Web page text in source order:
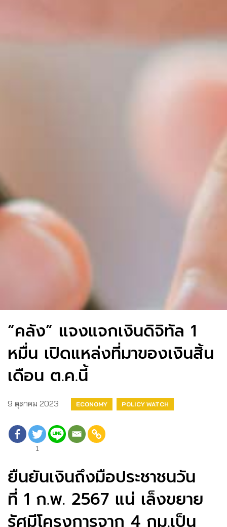
“คลัง” แจงแจกเงินดิจิทัล 1
หมื่น เปิดแหล่งที่มาของเงินสิ้น
เดือน ต.ค.นี้
9 ตุลาคม 2023 ECONOMY POLICY WATCH
1
ยืนยันเงินถึงมือประชาชนวัน
ที่ 1 ก.พ. 2567 แน่ เล็งขยาย
รัศมีโครงการจาก 4 กม.เป็น